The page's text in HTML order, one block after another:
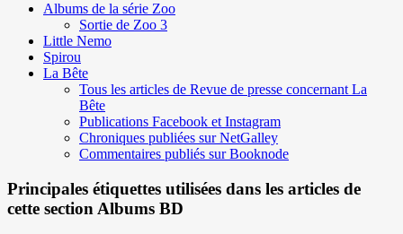
Albums de la série Zoo
Sortie de Zoo 3
Little Nemo
Spirou
La Bête
Tous les articles de Revue de presse concernant La
Bête
Publications Facebook et Instagram
Chroniques publiées sur NetGalley
Commentaires publiés sur Booknode
Principales étiquettes utilisées dans les articles de
cette section Albums BD